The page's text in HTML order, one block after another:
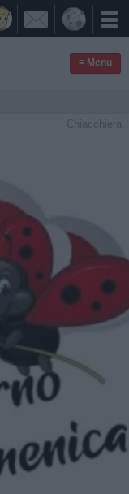

≡ Menu
Chiacchiera